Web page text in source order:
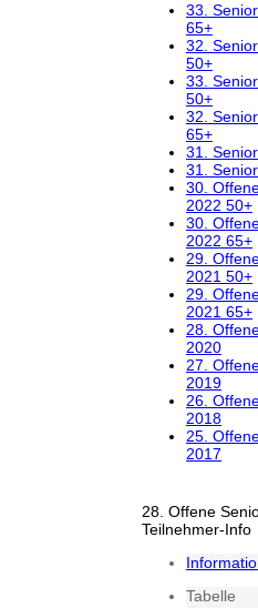
33.
65+
32.
50+
33.
50+
32.
65+
31.
31.
30.
2022 50+
30.
2022 65+
29.
2021 50+
29.
2021 65+
28.
2020
27.
2019
26.
2018
25.
2017
28. Offene
Teilnehmer-Info
Tabelle